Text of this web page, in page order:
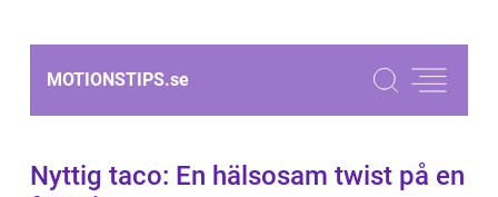
MOTIONSTIPS.se
Nyttig taco: En hälsosam twist på en